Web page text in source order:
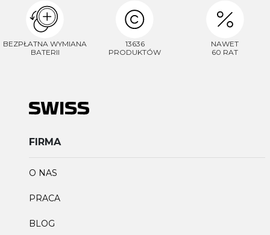
BEZPŁATNA WYMIANA
BATERII
13636
PRODUKTÓW
NAWET
60 RAT
FIRMA
O NAS
PRACA
BLOG